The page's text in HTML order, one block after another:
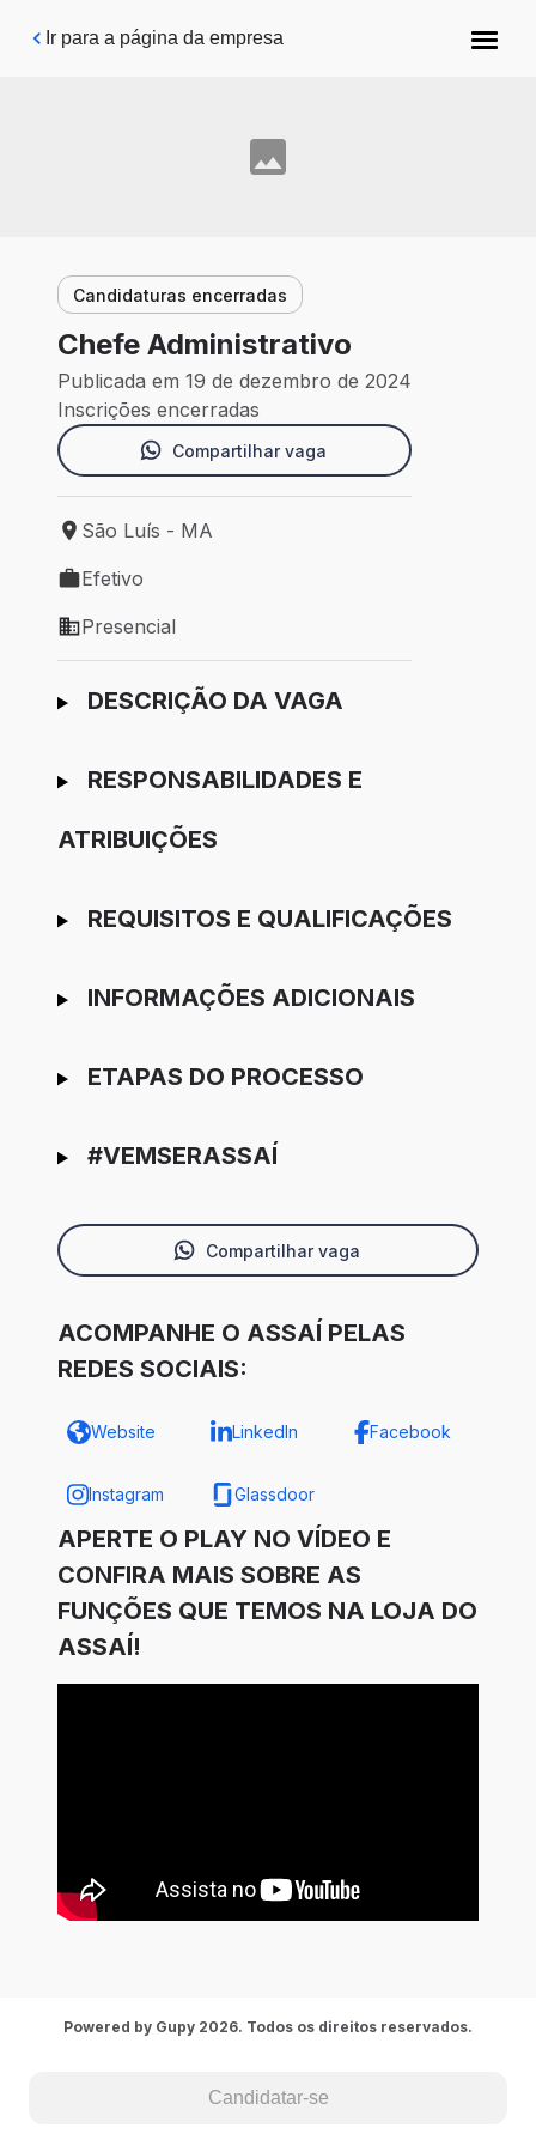
Pular para o conteúdo principal
Ir para a página da empresa
Candidaturas encerradas
Chefe Administrativo
Publicada em 19 de dezembro de 2024
Inscrições encerradas
Compartilhar vaga
Local de trabalho: São Luís - MA
São Luís - MA
Tipo de vaga: Efetivo
Efetivo
Modelo de trabalho: Presencial
Presencial
Ir para candidatura
DESCRIÇÃO DA VAGA
RESPONSABILIDADES E
ATRIBUIÇÕES
REQUISITOS E QUALIFICAÇÕES
INFORMAÇÕES ADICIONAIS
ETAPAS DO PROCESSO
#VEMSERASSAÍ
Compartilhar vaga
ACOMPANHE O ASSAÍ PELAS
REDES SOCIAIS:
Website LinkedIn Facebook
Instagram Glassdoor
APERTE O PLAY NO VÍDEO E
CONFIRA MAIS SOBRE AS
FUNÇÕES QUE TEMOS NA LOJA DO
ASSAÍ!
Candidatar-se
Powered by Gupy 2026. Todos os direitos reservados.